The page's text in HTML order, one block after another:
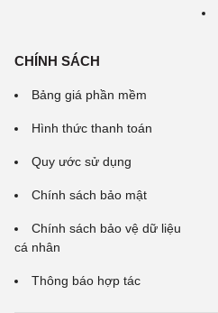
CHÍNH SÁCH
Bảng giá phần mềm
Hình thức thanh toán
Quy ước sử dụng
Chính sách bảo mật
Chính sách bảo vệ dữ liệu
cá nhân
Thông báo hợp tác